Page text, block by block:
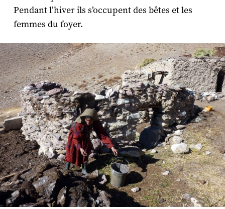
Pendant l’hiver ils s’occupent des bêtes et les
femmes du foyer.